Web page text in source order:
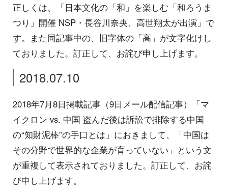
正しくは、「日本文化の「和」を楽しむ「和ろうま
つり」開催 NSP・長谷川奈央、高世翔太が出演」で
す。また同記事中の、旧字体の「高」が文字化けし
ておりました。訂正して、お詫び申し上げます。
2018.07.10
2018年7月8日掲載記事（9日メール配信記事）「マ
イクロン vs. 中国 盗んだ後は訴訟で排除する中国
の“知財泥棒”の手口とは」におきまして、「中国は
その分野で世界的な企業が育っていない」という文
が重複して表示されておりました。訂正して、お詫
び申し上げます。